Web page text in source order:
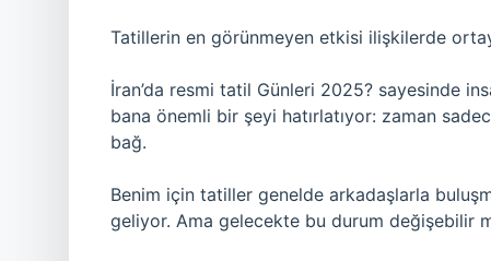
Tatillerin en görünmeyen etkisi ilişkilerde
İran’da resmi tatil Günleri 2025? sayesinde
bana önemli bir şeyi hatırlatıyor: zaman
bağ.
Benim için tatiller genelde arkadaşlarla
geliyor. Ama gelecekte bu durum değişebilir